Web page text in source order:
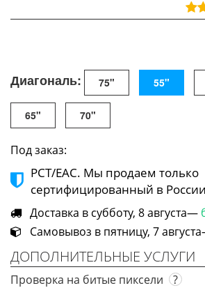
Диагональ: 75" 55"
65" 70"
Под заказ:
РСТ/ЕАС. Мы продаем только
сертифицированный в
Доставка в субботу, 8 августа—
Самовывоз в пятницу, 7
ДОПОЛНИТЕЛЬНЫЕ УСЛУГИ
Проверка на битые пиксели ?